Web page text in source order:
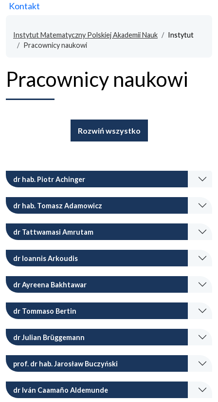
Kontakt
Instytut Matematyczny Polskiej Akademii Nauk
Instytut
Pracownicy naukowi
Pracownicy naukowi
Rozwiń wszystko
dr hab. Piotr Achinger
dr hab. Tomasz Adamowicz
dr Tattwamasi Amrutam
dr Ioannis Arkoudis
dr Ayreena Bakhtawar
dr Tommaso Bertin
dr Julian Brüggemann
prof. dr hab. Jarosław Buczyński
dr Iván Caamaño Aldemunde